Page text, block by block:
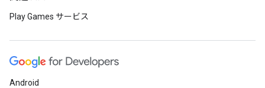
Play Games サービス
Android